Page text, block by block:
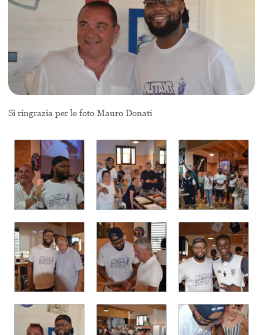
Si ringrazia per le foto Mauro Donati